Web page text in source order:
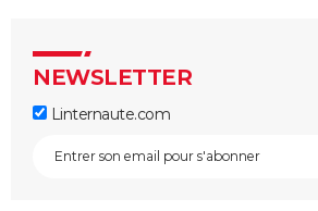
NEWSLETTER
Linternaute.com